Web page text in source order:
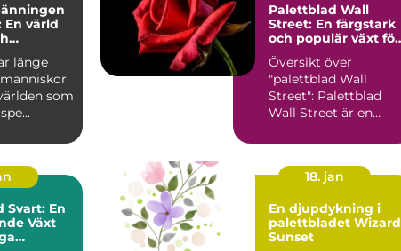
En värld
länge
som
Palettblad Wall
Street: En färgstark
och populär växt för
Översikt över
"palettblad Wall
Street": Palettblad
Wall Street är en
växt som h...
Svart: En
Växt
18. jan
En djupdykning i
palettbladet Wizard
Sunset